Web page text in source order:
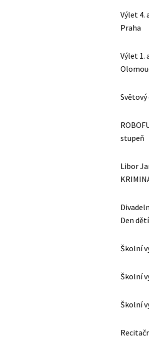
Výlet 4.
Praha
Výlet 1.
Světový
stupeň
Libor
Den dětí
Školní
Školní
Školní